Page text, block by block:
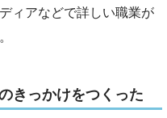
ィアなどで詳しい職業が
きっかけをつくった